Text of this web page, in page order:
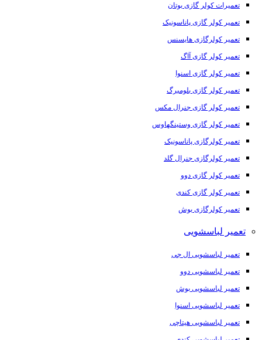
تعمیرات کولر گازی بوتان
تعمیر کولر گازی پاناسونیک
تعمیر کولرگازی هایسنس
تعمیر کولر گازی آاگ
تعمیر کولر گازی اسنوا
تعمیر کولر گازی بلومبرگ
تعمیر کولر گازی جنرال مکس
تعمیر کولر گازی وستینگهاوس
تعمیر کولرگازی پاناسونیک
تعمیر کولرگازی جنرال گلد
تعمیر کولر گازی دوو
تعمیر کولر گازی کندی
تعمیر کولرگازی بوش
تعمیر لباسشویی
تعمیر لباسشویی ال جی
تعمیر لباسشویی دوو
تعمیر لباسشویی بوش
تعمیر لباسشویی اسنوا
تعمیر لباسشویی هیتاچی